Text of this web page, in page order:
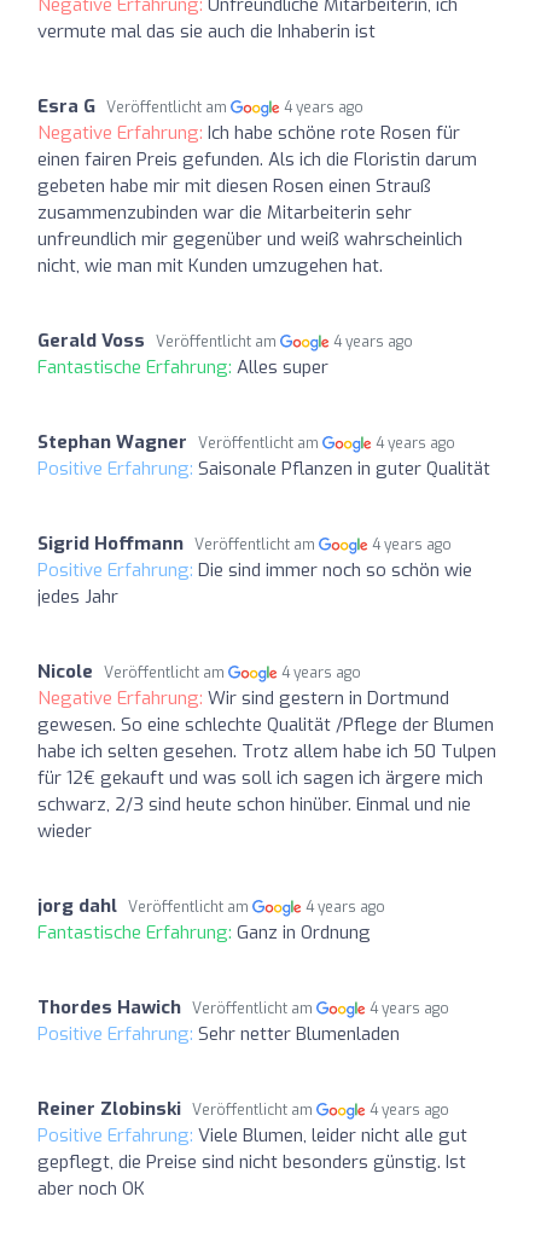
vermute mal das sie auch die Inhaberin ist
Esra G Veröffentlicht am 4 years ago
Negative Erfahrung: Ich habe schöne rote Rosen für
einen fairen Preis gefunden. Als ich die Floristin darum
gebeten habe mir mit diesen Rosen einen Strauß
zusammenzubinden war die Mitarbeiterin sehr
unfreundlich mir gegenüber und weiß wahrscheinlich
nicht, wie man mit Kunden umzugehen hat.
Gerald Voss Veröffentlicht am 4 years ago
Fantastische Erfahrung: Alles super
Stephan Wagner Veröffentlicht am 4 years ago
Positive Erfahrung: Saisonale Pflanzen in guter Qualität
Sigrid Hoffmann Veröffentlicht am 4 years ago
Positive Erfahrung: Die sind immer noch so schön wie
jedes Jahr
Nicole Veröffentlicht am 4 years ago
Negative Erfahrung: Wir sind gestern in Dortmund
gewesen. So eine schlechte Qualität /Pflege der Blumen
habe ich selten gesehen. Trotz allem habe ich 50 Tulpen
für 12€ gekauft und was soll ich sagen ich ärgere mich
schwarz, 2/3 sind heute schon hinüber. Einmal und nie
wieder
jorg dahl Veröffentlicht am 4 years ago
Fantastische Erfahrung: Ganz in Ordnung
Thordes Hawich Veröffentlicht am 4 years ago
Positive Erfahrung: Sehr netter Blumenladen
Reiner Zlobinski Veröffentlicht am 4 years ago
Positive Erfahrung: Viele Blumen, leider nicht alle gut
gepflegt, die Preise sind nicht besonders günstig. Ist
aber noch OK